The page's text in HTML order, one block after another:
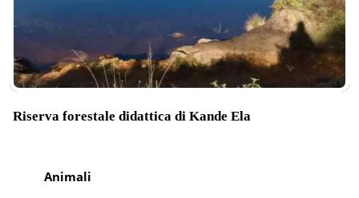
Riserva forestale didattica di Kande Ela
Animali